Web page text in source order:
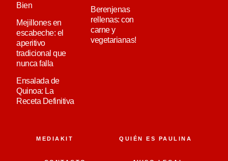
Bien
Mejillones en
escabeche: el
aperitivo
tradicional que
nunca falla
Ensalada de
Quinoa: La
Receta Definitiva
Berenjenas
rellenas: con
carne y
vegetarianas!
MEDIAKIT QUIÉN ES PAULINA